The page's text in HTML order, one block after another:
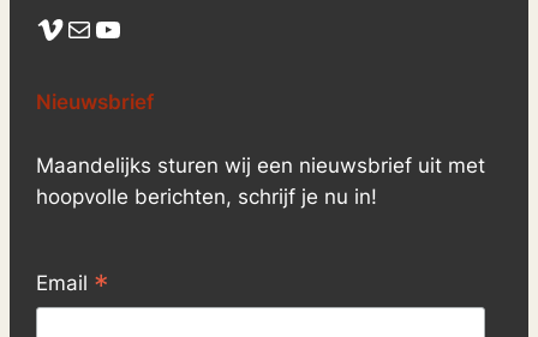
Vimeo Mail YouTube
Nieuwsbrief
Maandelijks sturen wij een nieuwsbrief uit met
hoopvolle berichten, schrijf je nu in!
Email *